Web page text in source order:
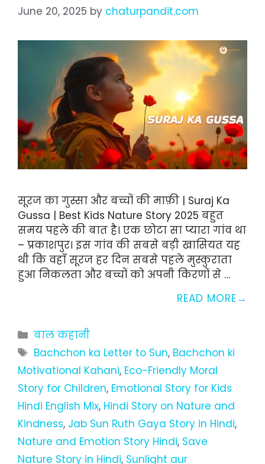
June 20, 2025 by chaturpandit.com
सूरज का गुस्सा और बच्चों की माफ़ी | Suraj Ka
Gussa | Best Kids Nature Story 2025 बहुत
समय पहले की बात है। एक छोटा सा प्यारा गांव था
– प्रकाशपुर। इस गांव की सबसे बड़ी खासियत यह
थी कि वहाँ सूरज हर दिन सबसे पहले मुस्कुराता
हुआ निकलता और बच्चों को अपनी किरणों से …
READ MORE
Categories
बाल कहानी
Tags
Bachchon ka Letter to Sun, Bachchon ki
Motivational Kahani, Eco-Friendly Moral
Story for Children, Emotional Story for Kids
Hindi English Mix, Hindi Story on Nature and
Kindness, Jab Sun Ruth Gaya Story in Hindi,
Nature and Emotion Story Hindi, Save
Nature Story in Hindi, Sunlight aur